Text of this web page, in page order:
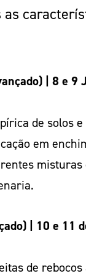
| 8 e
de solos
em
| 10 e 11
de